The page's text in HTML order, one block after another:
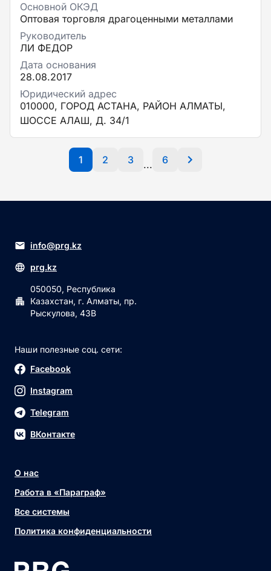
Основной ОКЭД
Оптовая торговля драгоценными металлами
Руководитель
ЛИ ФЕДОР
Дата основания
28.08.2017
Юридический адрес
010000, ГОРОД АСТАНА, РАЙОН АЛМАТЫ,
ШОССЕ АЛАШ, Д. 34/1
1 2 3 ... 6
info@prg.kz
prg.kz
050050, Республика
Казахстан, г. Алматы, пр.
Рыскулова, 43В
Наши полезные соц. сети:
Facebook
Instagram
Telegram
ВКонтакте
О нас
Работа в «Параграф»
Все системы
Политика конфиденциальности